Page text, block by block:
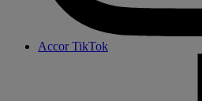
Accor TikTok